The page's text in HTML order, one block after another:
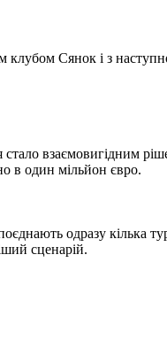
клубом Сянок і з
взаємовигідним
в один мільйон євро.
одразу кілька
сценарій.